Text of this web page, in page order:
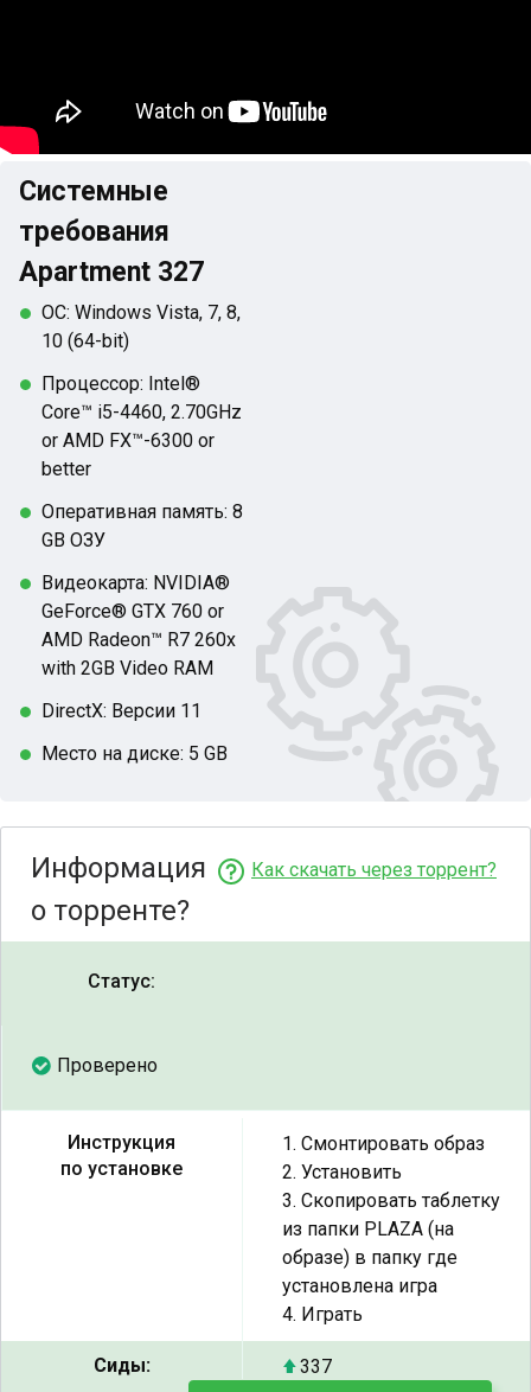
Системные
требования
Apartment 327
ОС: Windows Vista, 7, 8,
10 (64-bit)
Процессор: Intel®
Core™ i5-4460, 2.70GHz
or AMD FX™-6300 or
better
Оперативная память: 8
GB ОЗУ
Видеокарта: NVIDIA®
GeForce® GTX 760 or
AMD Radeon™ R7 260x
with 2GB Video RAM
DirectX: Версии 11
Место на диске: 5 GB
Как скачать через торрент?
Информация
о торренте?
Статус:
Проверено
Инструкция
по установке
1. Смонтировать образ
2. Установить
3. Скопировать таблетку
из папки PLAZA (на
образе) в папку где
установлена игра
4. Играть
Сиды: 337